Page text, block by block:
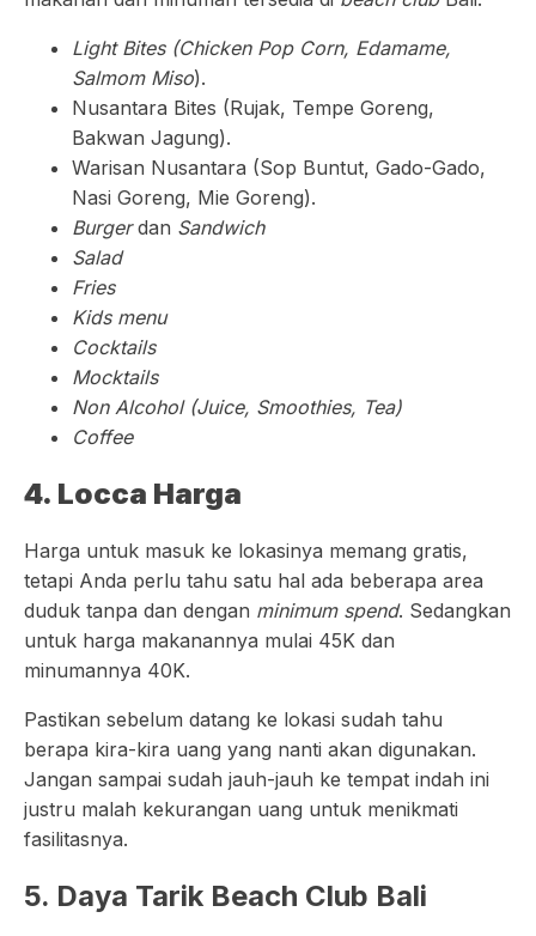
Light Bites (Chicken Pop Corn, Edamame,
Salmom Miso).
Nusantara Bites (Rujak, Tempe Goreng,
Bakwan Jagung).
Warisan Nusantara (Sop Buntut, Gado-Gado,
Nasi Goreng, Mie Goreng).
Burgerdan Sandwich
Salad
Fries
Kids menu
Cocktails
Mocktails
Non Alcohol (Juice, Smoothies, Tea)
Coffee
4. Locca Harga
Harga untuk masuk ke lokasinya memang gratis,
tetapi Anda perlu tahu satu hal ada beberapa area
duduk tanpa dan dengan minimum spend. Sedangkan
untuk harga makanannya mulai 45K dan
minumannya 40K.
Pastikan sebelum datang ke lokasi sudah tahu
berapa kira-kira uang yang nanti akan digunakan.
Jangan sampai sudah jauh-jauh ke tempat indah ini
justru malah kekurangan uang untuk menikmati
fasilitasnya.
5. Daya Tarik Beach Club Bali